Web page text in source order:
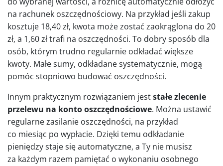
na rachunek oszczędnościowy. Na przykład jeśli zakup
kosztuje 18,40 zł, kwota może zostać zaokrąglona do 20
zł, a 1,60 zł trafi na oszczędności. To dobry sposób dla
osób, którym trudno regularnie odkładać większe
kwoty. Małe sumy, odkładane systematycznie, mogą
pomóc stopniowo budować oszczędności.
Innym praktycznym rozwiązaniem jeststałe zlecenie
przelewu na konto oszczędnościowe. Można ustawić
regularne zasilanie oszczędności, na przykład
co miesiąc po wypłacie. Dzięki temu odkładanie
pieniędzy staje się automatyczne, a Ty nie musisz
za każdym razem pamiętać o wykonaniu osobnego